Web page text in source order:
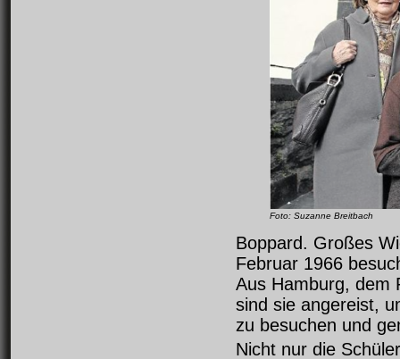
Foto: Suzanne Breitbach
Boppard. Großes
Februar 1966
Aus Hamburg, dem
sind sie angereist,
zu besuchen und
Nicht nur die